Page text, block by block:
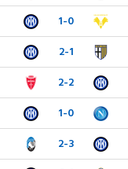
1-0
2-1
2-2
1-0
2-3